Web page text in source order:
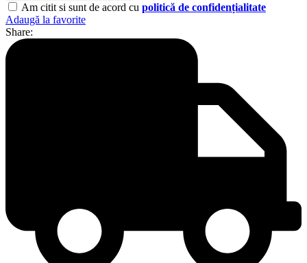
Am citit si sunt de acord cu politică de confidențialitate
Adaugă la favorite
Share: